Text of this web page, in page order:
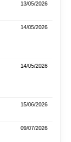
13/05/2026
14/05/2026
14/05/2026
15/06/2026
09/07/2026